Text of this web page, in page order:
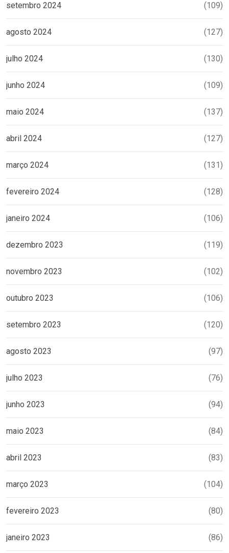
setembro 2024 (109)
agosto 2024 (127)
julho 2024 (130)
junho 2024 (109)
maio 2024 (137)
abril 2024 (127)
março 2024 (131)
fevereiro 2024 (128)
janeiro 2024 (106)
dezembro 2023 (119)
novembro 2023 (102)
outubro 2023 (106)
setembro 2023 (120)
agosto 2023 (97)
julho 2023 (76)
junho 2023 (94)
maio 2023 (84)
abril 2023 (83)
março 2023 (104)
fevereiro 2023 (80)
janeiro 2023 (86)